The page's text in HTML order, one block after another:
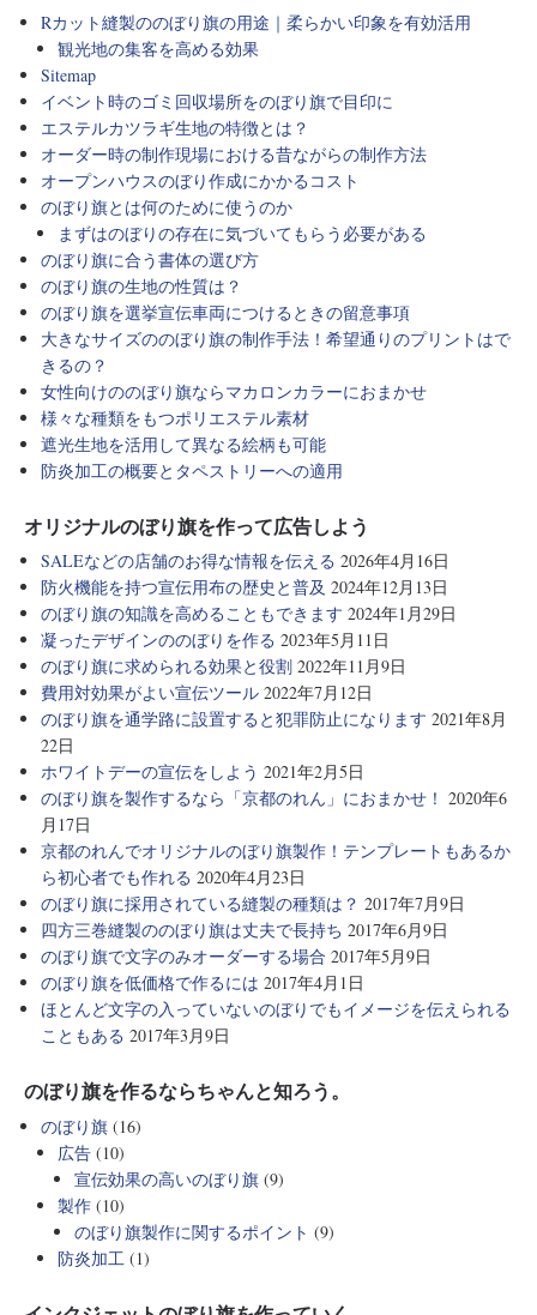
Rカット縫製ののぼり旗の用途｜柔らかい印象を有効活用
観光地の集客を高める効果
Sitemap
イベント時のゴミ回収場所をのぼり旗で目印に
エステルカツラギ生地の特徴とは？
オーダー時の制作現場における昔ながらの制作方法
オープンハウスのぼり作成にかかるコスト
のぼり旗とは何のために使うのか
まずはのぼりの存在に気づいてもらう必要がある
のぼり旗に合う書体の選び方
のぼり旗の生地の性質は？
のぼり旗を選挙宣伝車両につけるときの留意事項
大きなサイズののぼり旗の制作手法！希望通りのプリントはで
きるの？
女性向けののぼり旗ならマカロンカラーにおまかせ
様々な種類をもつポリエステル素材
遮光生地を活用して異なる絵柄も可能
防炎加工の概要とタペストリーへの適用
オリジナルのぼり旗を作って広告しよう
SALEなどの店舗のお得な情報を伝える 2026年4月16日
防火機能を持つ宣伝用布の歴史と普及 2024年12月13日
のぼり旗の知識を高めることもできます 2024年1月29日
凝ったデザインののぼりを作る 2023年5月11日
のぼり旗に求められる効果と役割 2022年11月9日
費用対効果がよい宣伝ツール 2022年7月12日
のぼり旗を通学路に設置すると犯罪防止になります 2021年8月
22日
ホワイトデーの宣伝をしよう 2021年2月5日
のぼり旗を製作するなら「京都のれん」におまかせ！ 2020年6
月17日
京都のれんでオリジナルのぼり旗製作！テンプレートもあるか
ら初心者でも作れる 2020年4月23日
のぼり旗に採用されている縫製の種類は？ 2017年7月9日
四方三巻縫製ののぼり旗は丈夫で長持ち 2017年6月9日
のぼり旗で文字のみオーダーする場合 2017年5月9日
のぼり旗を低価格で作るには 2017年4月1日
ほとんど文字の入っていないのぼりでもイメージを伝えられる
こともある 2017年3月9日
のぼり旗を作るならちゃんと知ろう。
のぼり旗 (16)
広告 (10)
宣伝効果の高いのぼり旗 (9)
製作 (10)
のぼり旗製作に関するポイント (9)
防炎加工 (1)